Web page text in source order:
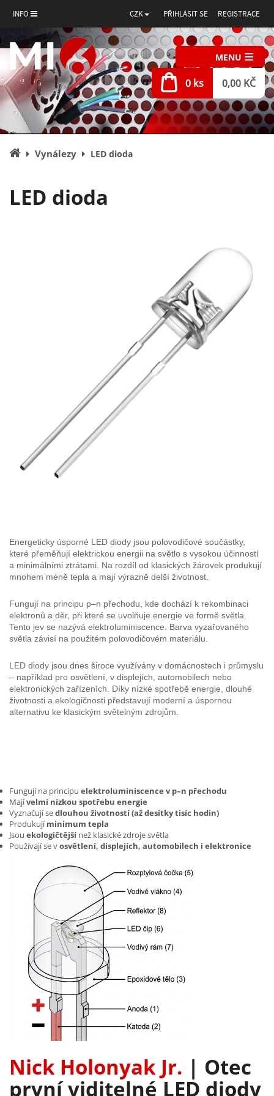
INFO CZK PŘIHLÁSIT SE REGISTRACE
MENU
0 ks 0,00 KČ
ÚvodníVynálezy LED dioda
LED dioda
Energeticky úsporné LED diody jsou polovodičové součástky,
které přeměňují elektrickou energii na světlo s vysokou účinností
a minimálními ztrátami. Na rozdíl od klasických žárovek produkují
mnohem méně tepla a mají výrazně delší životnost.
Fungují na principu p–n přechodu, kde dochází k rekombinaci
elektronů a děr, při které se uvolňuje energie ve formě světla.
Tento jev se nazývá elektroluminiscence. Barva vyzařovaného
světla závisí na použitém polovodičovém materiálu.
LED diody jsou dnes široce využívány v domácnostech i průmyslu
– například pro osvětlení, v displejích, automobilech nebo
elektronických zařízeních. Díky nízké spotřebě energie, dlouhé
životnosti a ekologičnosti představují moderní a úspornou
alternativu ke klasickým světelným zdrojům.
Fungují na principu elektroluminiscence v p–n přechodu
Majívelmi nízkou spotřebu energie
Vyznačují sedlouhou životností (až desítky tisíc hodin)
Produkujíminimum tepla
Jsou ekologičtějšínež klasické zdroje světla
Používají se vosvětlení, displejích, automobilech i elektronice
Nick Holonyak Jr. | Otec
první viditelné LED diody